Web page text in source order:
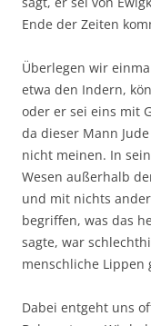
Ende der Zeiten
Überlegen wir
etwa den Indern,
oder er sei eins mit
da dieser Mann
nicht meinen. In
Wesen außerhalb
und mit nichts
begriffen, was das
sagte, war
menschliche Lippen
Dabei entgeht uns